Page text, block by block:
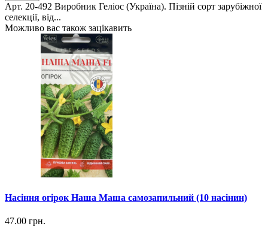
Арт. 20-492 Виробник Геліос (Україна). Пізній сорт зарубіжної
селекції, від...
Можливо вас також зацікавить
Насіння огірок Наша Маша самозапильний (10 насінин)
47.00 грн.